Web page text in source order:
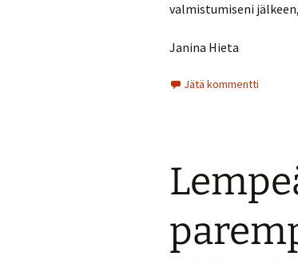
valmistumiseni
Janina Hieta
Jätä kommentti